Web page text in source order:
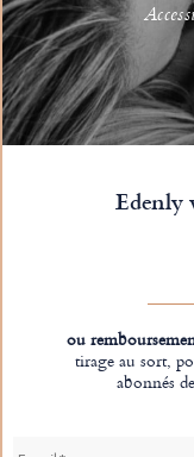
Edenly
ou
tirage au sort,
abonnés